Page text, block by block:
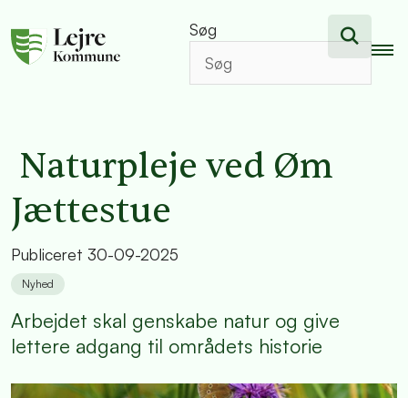
Søg
Naturpleje ved Øm
Jættestue
Publiceret 30-09-2025
Nyhed
Arbejdet skal genskabe natur og give
lettere adgang til områdets historie